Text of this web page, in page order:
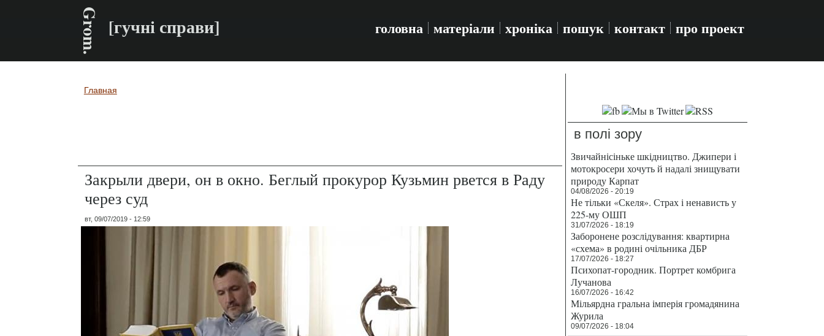
Grom. [гучні справи] головна матеріали хроніка пошук контакт про проект
Вы здесь
Главная
Закрыли двери, он в окно. Беглый прокурор Кузьмин рвется в Раду
через суд
вт, 09/07/2019 - 12:59
в полі зору
Звичайнісіньке шкідництво. Джипери і
мотокросери хочуть й надалі знищувати
природу Карпат
04/08/2026 - 20:19
Не тільки «Скеля». Страх і ненависть у
225-му ОШП
31/07/2026 - 18:19
Заборонене розслідування: квартирна
«схема» в родині очільника ДБР
17/07/2026 - 18:27
Психопат-городник. Портрет комбрига
Лучанова
16/07/2026 - 16:42
Мільярдна гральна імперія громадянина
Журила
09/07/2026 - 18:04